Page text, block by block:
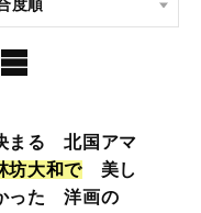
まる 北国アマ
坊大和で美し
った 洋画の